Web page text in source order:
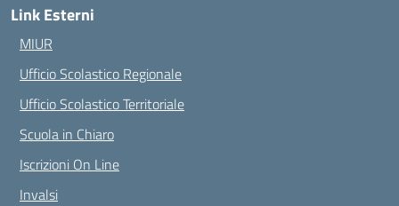
Link Esterni
MIUR
Ufficio Scolastico Regionale
Ufficio Scolastico Territoriale
Scuola in Chiaro
Iscrizioni On Line
Invalsi